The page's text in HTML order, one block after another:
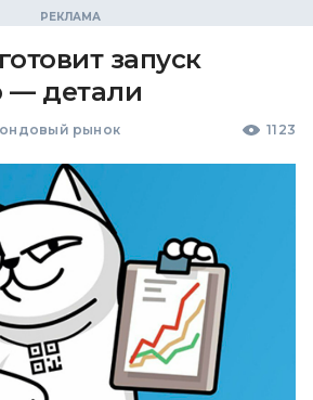
запуск
— детали
рынок 1123